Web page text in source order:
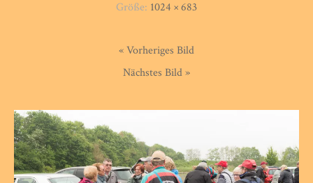
Größe: 1024 × 683
« Vorheriges Bild
Nächstes Bild »